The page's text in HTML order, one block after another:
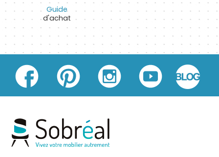
Guide
d'achat